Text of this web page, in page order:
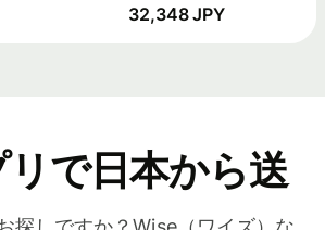
32,348 JPY
で日本から送